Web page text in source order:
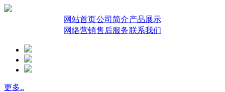
网站首页公司简介产品展示
网络营销售后服务联系我们
更多..